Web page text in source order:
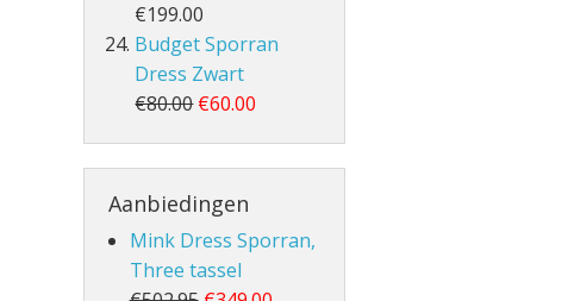
€199.00
Budget Sporran
Dress Zwart
€80.00 €60.00
Aanbiedingen
Mink Dress Sporran,
Three tassel